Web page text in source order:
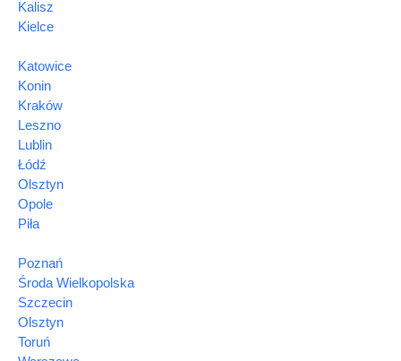
Kalisz
Kielce
Katowice
Konin
Kraków
Leszno
Lublin
Łódź
Olsztyn
Opole
Piła
Poznań
Środa Wielkopolska
Szczecin
Olsztyn
Toruń